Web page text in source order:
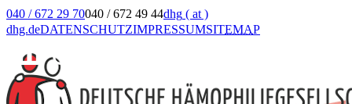
040 / 672 29 70040 / 672 49 44dhg ( at )
dhg.deDATENSCHUTZIMPRESSUMSITEMAP